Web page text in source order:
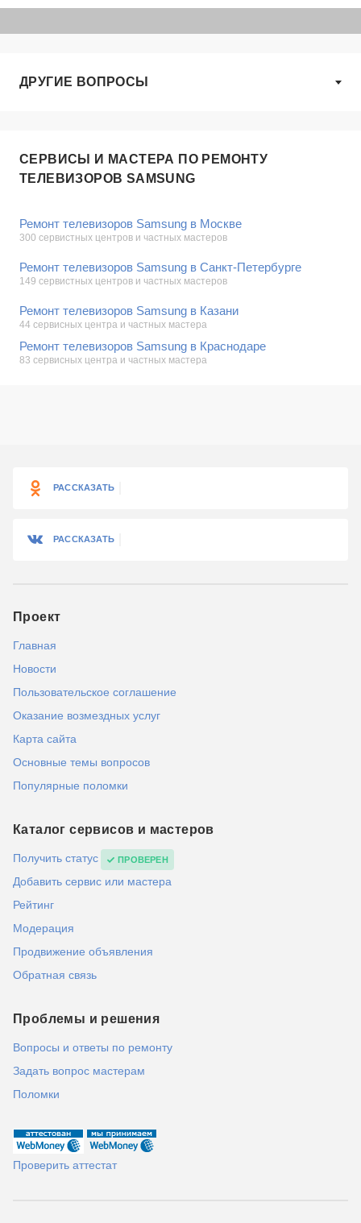
ДРУГИЕ ВОПРОСЫ
СЕРВИСЫ И МАСТЕРА ПО РЕМОНТУ
ТЕЛЕВИЗОРОВ SAMSUNG
Ремонт телевизоров Samsung в Москве
300 сервистных центров и частных мастеров
Ремонт телевизоров Samsung в Санкт-Петербурге
149 сервистных центров и частных мастеров
Ремонт телевизоров Samsung в Казани
44 сервисных центра и частных мастера
Ремонт телевизоров Samsung в Краснодаре
83 сервисных центра и частных мастера
РАССКАЗАТЬ
РАССКАЗАТЬ
Проект
Главная
Новости
Пользовательское соглашение
Оказание возмездных услуг
Карта сайта
Основные темы вопросов
Популярные поломки
Каталог сервисов и мастеров
Получить статус ПРОВЕРЕН
Добавить сервис или мастера
Рейтинг
Модерация
Продвижение объявления
Обратная связь
Проблемы и решения
Вопросы и ответы по ремонту
Задать вопрос мастерам
Поломки
Проверить аттестат